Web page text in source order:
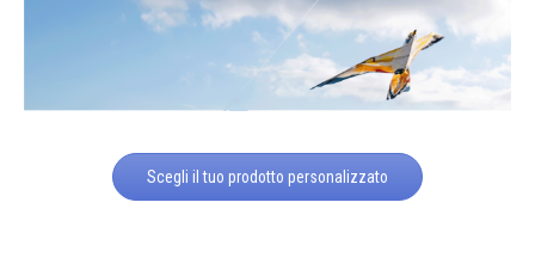
Scegli il tuo prodotto personalizzato